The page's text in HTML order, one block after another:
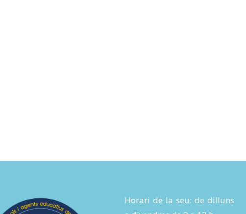
Horari de la seu: de dilluns